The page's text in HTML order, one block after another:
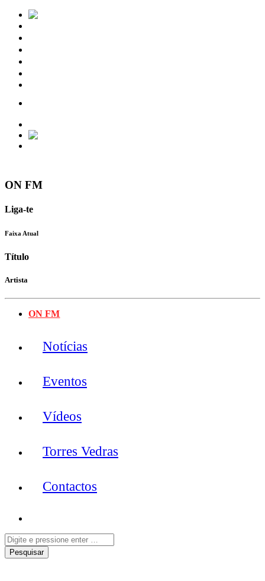
ON FM
Liga-te
Faixa Atual
Título
Artista
ON FM
Notícias
Eventos
Vídeos
Torres Vedras
Contactos